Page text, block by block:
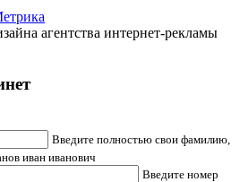
агентства интернет-рекламы
Введите полностью свои фамилию,
иван иванович
Введите номер